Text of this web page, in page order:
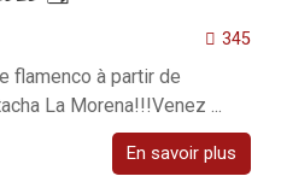
345
flamenco à partir de
La Morena!!!Venez ...
En savoir plus